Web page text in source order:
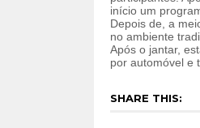
início um
Depois de, a
no ambiente
Após o jantar,
por automóvel e
SHARE THIS: